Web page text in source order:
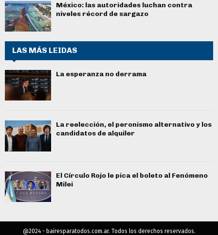
México: las autoridades luchan contra
niveles récord de sargazo
LAS MÁS LEIDAS
La esperanza no derrama
La reelección, el peronismo alternativo y los
candidatos de alquiler
El Círculo Rojo le pica el boleto al Fenómeno
Milei
@2024 - bairesparatodos.com.ar. Todos los derechos reservados.